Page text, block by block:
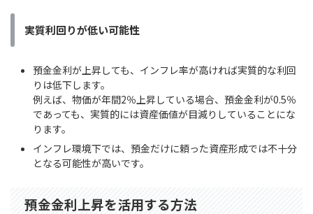
実質利回りが低い可能性
預金金利が上昇しても、インフレ率が高ければ実質的な利回
りは低下します。
例えば、物価が年間2％上昇している場合、預金金利が0.5％
であっても、実質的には資産価値が目減りしていることにな
ります。
インフレ環境下では、預金だけに頼った資産形成では不十分
となる可能性が高いです。
預金金利上昇を活用する方法